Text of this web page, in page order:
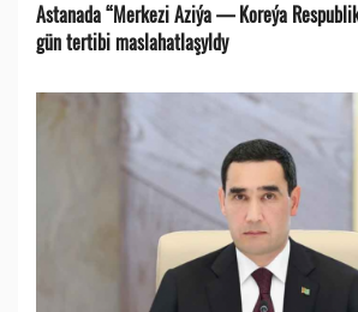
Astanada “Merkezi Aziýa — Koreýa
gün tertibi maslahatlaşyldy